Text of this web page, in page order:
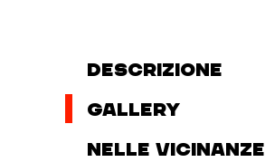
Descrizione
Gallery
Nelle vicinanze